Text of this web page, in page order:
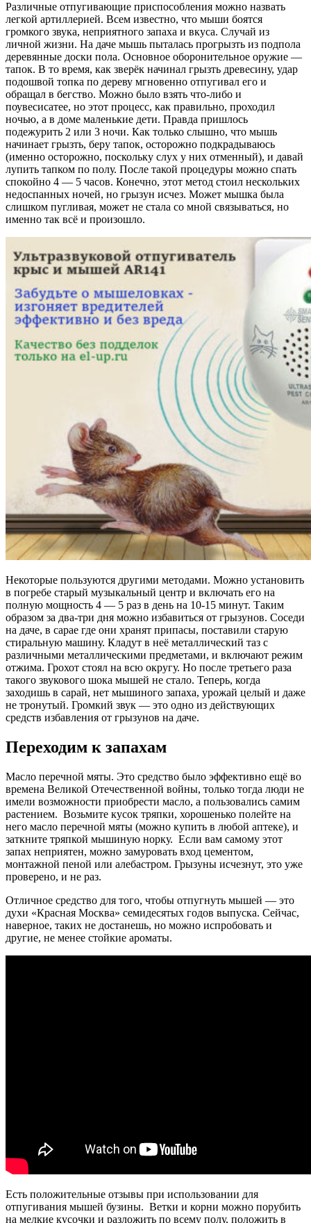
Различные отпугивающие приспособления можно назвать
легкой артиллерией. Всем известно, что мыши боятся
громкого звука, неприятного запаха и вкуса. Случай из
личной жизни. На даче мышь пыталась прогрызть из подпола
деревянные доски пола. Основное оборонительное оружие —
тапок. В то время, как зверёк начинал грызть древесину, удар
подошвой топка по дереву мгновенно отпугивал его и
обращал в бегство. Можно было взять что-либо и
поувесисатее, но этот процесс, как правильно, проходил
ночью, а в доме маленькие дети. Правда пришлось
подежурить 2 или 3 ночи. Как только слышно, что мышь
начинает грызть, беру тапок, осторожно подкрадываюсь
(именно осторожно, поскольку слух у них отменный), и давай
лупить тапком по полу. После такой процедуры можно спать
спокойно 4 — 5 часов. Конечно, этот метод стоил нескольких
недоспанных ночей, но грызун исчез. Может мышка была
слишком пугливая, может не стала со мной связываться, но
именно так всё и произошло.
Некоторые пользуются другими методами. Можно установить
в погребе старый музыкальный центр и включать его на
полную мощность 4 — 5 раз в день на 10-15 минут. Таким
образом за два-три дня можно избавиться от грызунов. Соседи
на даче, в сарае где они хранят припасы, поставили старую
стиральную машину. Кладут в неё металлический таз с
различными металлическими предметами, и включают режим
отжима. Грохот стоял на всю округу. Но после третьего раза
такого звукового шока мышей не стало. Теперь, когда
заходишь в сарай, нет мышиного запаха, урожай целый и даже
не тронутый. Громкий звук — это одно из действующих
средств избавления от грызунов на даче.
Переходим к запахам
Масло перечной мяты. Это средство было эффективно ещё во
времена Великой Отечественной войны, только тогда люди не
имели возможности приобрести масло, а пользовались самим
растением. Возьмите кусок тряпки, хорошенько полейте на
него масло перечной мяты (можно купить в любой аптеке), и
заткните тряпкой мышиную норку. Если вам самому этот
запах неприятен, можно замуровать вход цементом,
монтажной пеной или алебастром. Грызуны исчезнут, это уже
проверено, и не раз.
Отличное средство для того, чтобы отпугнуть мышей — это
духи «Красная Москва» семидесятых годов выпуска. Сейчас,
наверное, таких не достанешь, но можно испробовать и
другие, не менее стойкие ароматы.
Есть положительные отзывы при использовании для
отпугивания мышей бузины. Ветки и корни можно порубить
на мелкие кусочки и разложить по всему полу, положить в